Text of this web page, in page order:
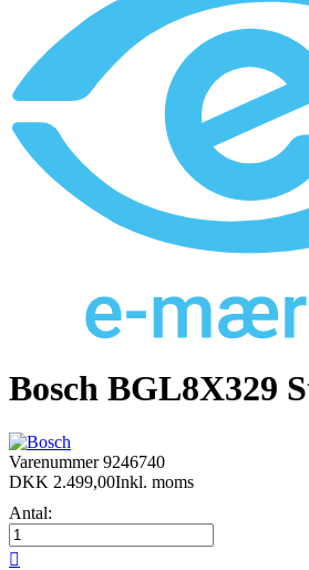
Bosch BGL8X329
Varenummer9246740
DKK 2.499,00Inkl. moms
Antal:
